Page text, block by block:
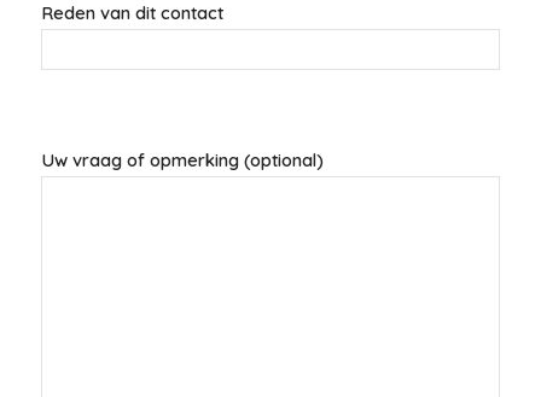
Reden van dit contact
Uw vraag of opmerking (optional)